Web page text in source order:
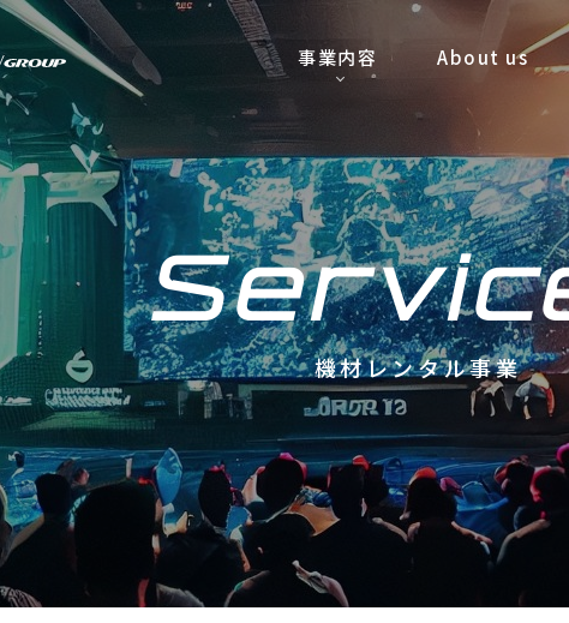
機材レンタル事業
事業内容 About us